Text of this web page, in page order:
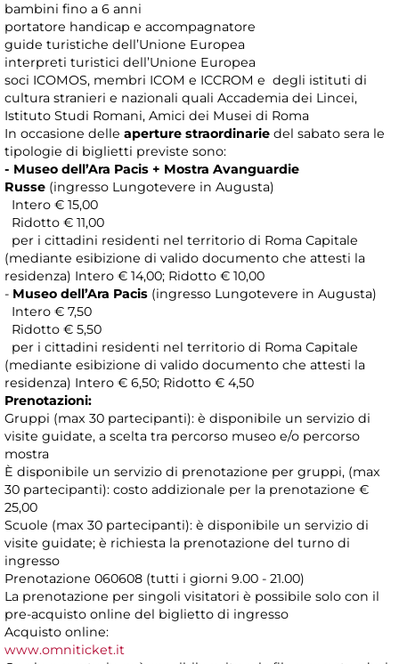
bambini fino a 6 anni
portatore handicap e accompagnatore
guide turistiche dell’Unione Europea
interpreti turistici dell’Unione Europea
soci ICOMOS, membri ICOM e ICCROM e degli istituti di
cultura stranieri e nazionali quali Accademia dei Lincei,
Istituto Studi Romani, Amici dei Musei di Roma
In occasione delle aperture straordinarie del sabato sera le
tipologie di biglietti previste sono:
- Museo dell’Ara Pacis + Mostra Avanguardie
Russe (ingresso Lungotevere in Augusta)
Intero € 15,00
Ridotto € 11,00
per i cittadini residenti nel territorio di Roma Capitale
(mediante esibizione di valido documento che attesti la
residenza) Intero € 14,00; Ridotto € 10,00
- Museo dell’Ara Pacis (ingresso Lungotevere in Augusta)
Intero € 7,50
Ridotto € 5,50
per i cittadini residenti nel territorio di Roma Capitale
(mediante esibizione di valido documento che attesti la
residenza) Intero € 6,50; Ridotto € 4,50
Prenotazioni:
Gruppi (max 30 partecipanti): è disponibile un servizio di
visite guidate, a scelta tra percorso museo e/o percorso
mostra
È disponibile un servizio di prenotazione per gruppi, (max
30 partecipanti): costo addizionale per la prenotazione €
25,00
Scuole (max 30 partecipanti): è disponibile un servizio di
visite guidate; è richiesta la prenotazione del turno di
ingresso
Prenotazione 060608 (tutti i giorni 9.00 - 21.00)
La prenotazione per singoli visitatori è possibile solo con il
pre-acquisto online del biglietto di ingresso
Acquisto online:
www.omniticket.it